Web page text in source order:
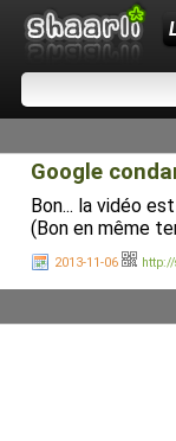
Google
Bon... la vidéo
(Bon en même
2013-11-06